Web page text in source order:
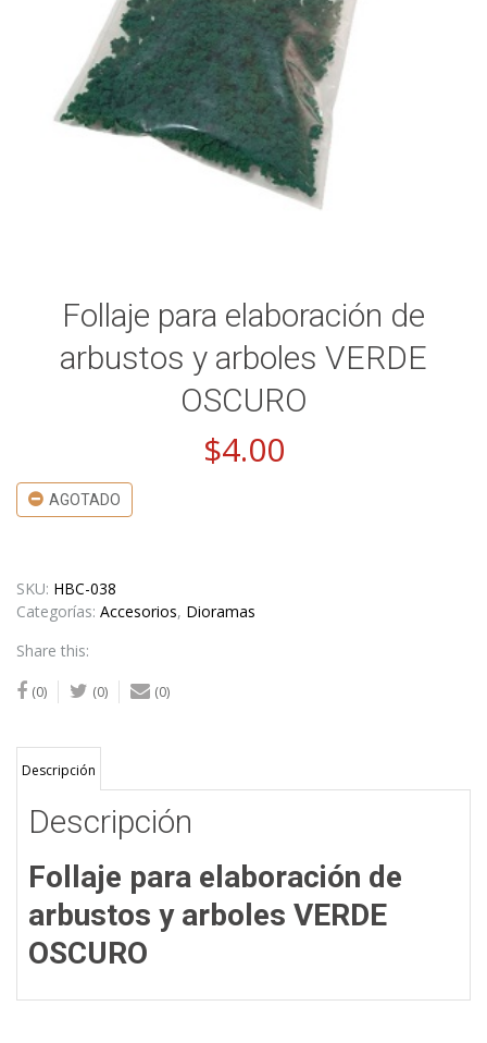
Follaje para elaboración de
arbustos y arboles VERDE
OSCURO
$4.00
AGOTADO
SKU: HBC-038
Categorías: Accesorios, Dioramas
Share this:
(0) (0) (0)
Descripción
Descripción
Follaje para elaboración de
arbustos y arboles VERDE
OSCURO